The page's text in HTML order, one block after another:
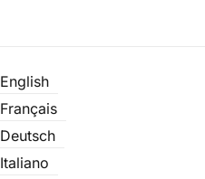
English
Français
Deutsch
Italiano